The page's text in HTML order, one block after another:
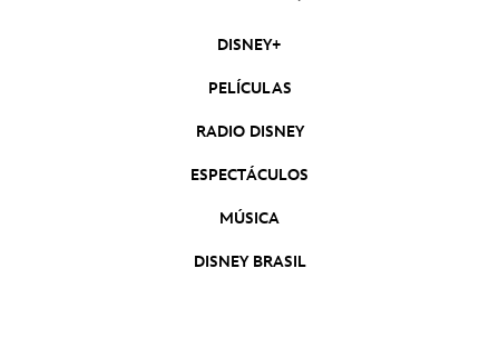
DISNEY+
PELÍCULAS
RADIO DISNEY
ESPECTÁCULOS
MÚSICA
DISNEY BRASIL